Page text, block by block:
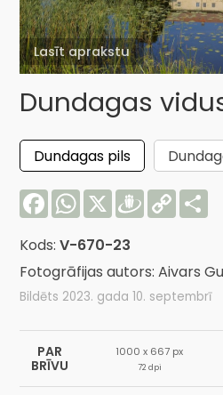
Lasīt aprakstu
Dundagas
Dundagas pils
FacebookWhatsApp
X Draugiem
Copy
Link
Kods:V-670-23
Fotogrāfijas autors: Aivars
Bildēts 2023. gada 10. septembrī
PAR
BRĪVU
1000 x 667 px
72 dpi